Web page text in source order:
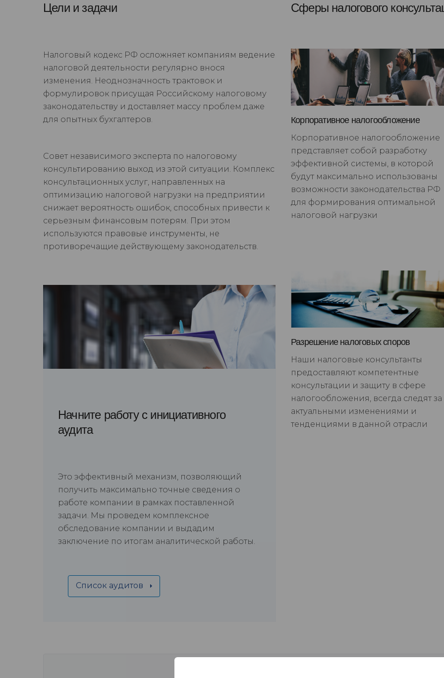
Цели и задачи
Налоговый кодекс РФ осложняет компаниям ведение
налоговой деятельности регулярно внося
изменения. Неоднозначность трактовок и
формулировок присущая Российскому налоговому
законодательству и доставляет массу проблем даже
для опытных бухгалтеров.
Совет независимого эксперта по налоговому
консультированию выход из этой ситуации. Комплекс
консультационных услуг, направленных на
оптимизацию налоговой нагрузки на предприятии
снижает вероятность ошибок, способных привести к
серьезным финансовым потерям. При этом
используются правовые инструменты, не
противоречащие действующему законодательств.
Начните работу с инициативного
аудита
Это эффективный механизм, позволяющий
получить максимально точные сведения о
работе компании в рамках поставленной
задачи. Мы проведем комплексное
обследование компании и выдадим
заключение по итогам аналитической работы.
Список аудитов
Сферы налогового
Корпоративное налогообложение
Корпоративное налогообложение
представляет собой разработку
эффективной системы, в которой
будут максимально использованы
возможности законодательства РФ
для формирования оптимальной
налоговой нагрузки
Разрешение налоговых споров
Наши налоговые консультанты
предоставляют компетентные
консультации и защиту в сфере
налогообложения, всегда следят за
актуальными изменениями и
тенденциями в данной отрасли